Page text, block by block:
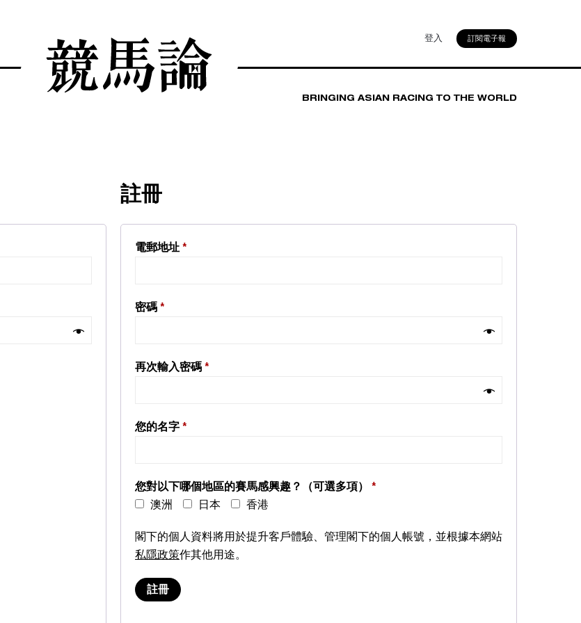
登入 訂閱電子報
BRINGING ASIAN RACING TO THE WORLD
註冊
您的名字 *
您對以下哪個地區的賽馬感興趣？（可選多項） *
澳洲
日本 香港
電郵地址 *
密碼 *
閣下的個人資料將用於提升客戶體驗、管理閣下的個人帳號，並根據本網站
私隱政策作其他用途。
再次輸入密碼 *
註冊